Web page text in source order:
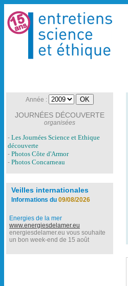
Année :
JOURNÉES DÉCOUVERTE
organisées
- Les Journées Science et Ethique
découverte
- Photos Côte d'Armor
- Photos Concarneau
Veilles internationales
Informations du 09/08/2026
Energies de la mer
www.energiesdelamer.eu
energiesdelamer.eu vous souhaite
un bon week-end de 15 août